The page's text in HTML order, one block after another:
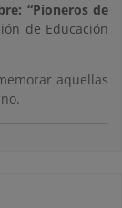
“Pioneros de
de Educación
aquellas